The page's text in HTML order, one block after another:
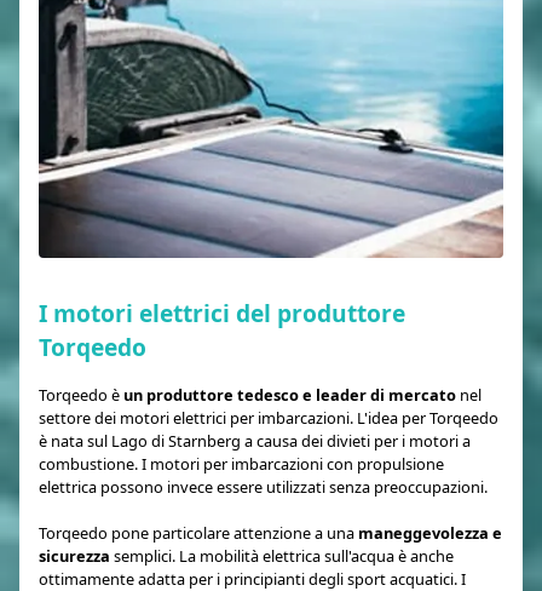
I motori elettrici del produttore
Torqeedo
Torqeedo è un produttore tedesco e leader di mercato nel
settore dei motori elettrici per imbarcazioni. L'idea per Torqeedo
è nata sul Lago di Starnberg a causa dei divieti per i motori a
combustione. I motori per imbarcazioni con propulsione
elettrica possono invece essere utilizzati senza preoccupazioni.
Torqeedo pone particolare attenzione a una maneggevolezza e
sicurezza semplici. La mobilità elettrica sull'acqua è anche
ottimamente adatta per i principianti degli sport acquatici. I